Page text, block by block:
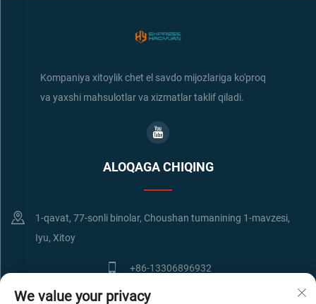
Kompaniya xitoylik chet el savdo mijozlariga ko'proq
va yaxshi mahsulotlar va xizmatlar taklif qiladi.
ALOQAGA CHIQING
1-qavat, 77-sonli binolar, Choushan tumanining 1-mavzesi,
Iyu, Xitoy
+86-13306896932
[email protected]
We value your privacy